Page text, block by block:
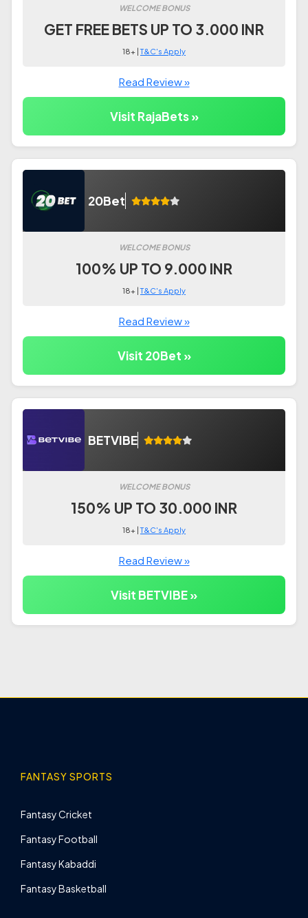
WELCOME BONUS
GET FREE BETS UP TO 3.000 INR
18+ |T&C's Apply
Read Review »
Visit RajaBets »
20Bet
WELCOME BONUS
100% UP TO 9.000 INR
18+ |T&C's Apply
Read Review »
Visit 20Bet »
BETVIBE
WELCOME BONUS
150% UP TO 30.000 INR
18+ |T&C's Apply
Read Review »
Visit BETVIBE »
FANTASY SPORTS
Fantasy Cricket
Fantasy Football
Fantasy Kabaddi
Fantasy Basketball